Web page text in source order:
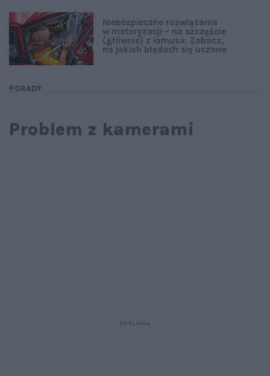
PORADY
Niebezpieczne rozwiązania
w motoryzacji – na szczęście
(głównie) z lamusa. Zobacz,
na jakich błędach się uczono
Problem z kamerami